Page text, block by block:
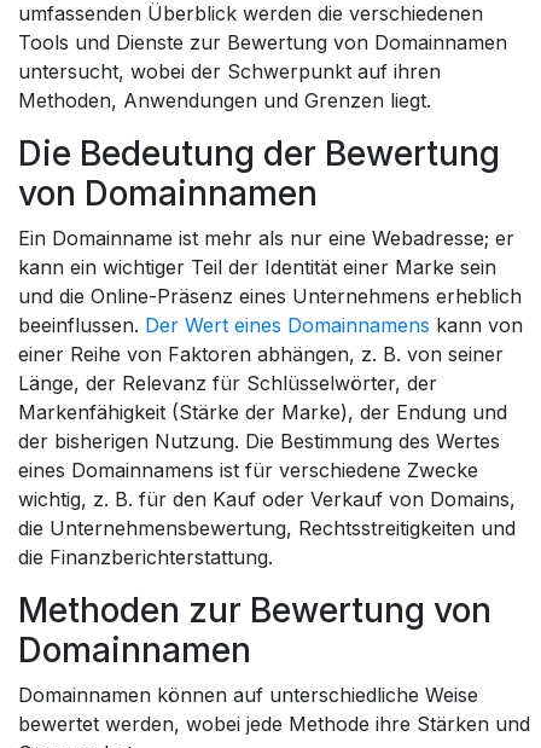
umfassenden Überblick werden die verschiedenen
Tools und Dienste zur Bewertung von Domainnamen
untersucht, wobei der Schwerpunkt auf ihren
Methoden, Anwendungen und Grenzen liegt.
Die Bedeutung der Bewertung
von Domainnamen
Ein Domainname ist mehr als nur eine Webadresse; er
kann ein wichtiger Teil der Identität einer Marke sein
und die Online-Präsenz eines Unternehmens erheblich
beeinflussen. Der Wert eines Domainnamens kann von
einer Reihe von Faktoren abhängen, z. B. von seiner
Länge, der Relevanz für Schlüsselwörter, der
Markenfähigkeit (Stärke der Marke), der Endung und
der bisherigen Nutzung. Die Bestimmung des Wertes
eines Domainnamens ist für verschiedene Zwecke
wichtig, z. B. für den Kauf oder Verkauf von Domains,
die Unternehmensbewertung, Rechtsstreitigkeiten und
die Finanzberichterstattung.
Methoden zur Bewertung von
Domainnamen
Domainnamen können auf unterschiedliche Weise
bewertet werden, wobei jede Methode ihre Stärken und